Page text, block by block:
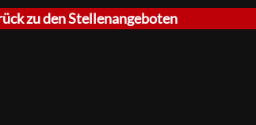
zu den Stellenangeboten